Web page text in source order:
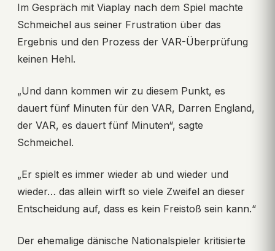
Im Gespräch mit Viaplay nach dem Spiel machte
Schmeichel aus seiner Frustration über das
Ergebnis und den Prozess der VAR-Überprüfung
keinen Hehl.
„Und dann kommen wir zu diesem Punkt, es
dauert fünf Minuten für den VAR, Darren England,
der VAR, es dauert fünf Minuten“, sagte
Schmeichel.
„Er spielt es immer wieder ab und wieder und
wieder… das allein wirft so viele Zweifel an dieser
Entscheidung auf, dass es kein Freistoß sein kann.“
Der ehemalige dänische Nationalspieler kritisierte